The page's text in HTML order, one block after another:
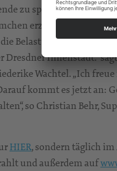
zu sprechen,
erzählen.“ „Dieses
Belastungsgrenzen.
Dresdner Innenstadt.“
Wachtel. „Ich
kommt es jetzt an:
so Christian Behr,
HIER, sondern täglich
und außerdem auf